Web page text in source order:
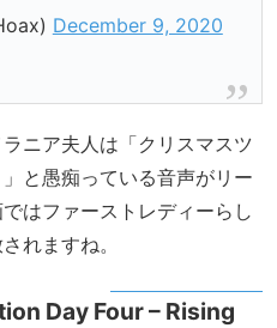
December 9, 2020
ニア夫人は「クリスマスツ
と愚痴っている音声がリー
はファーストレディーらし
れますね。
Day Four – Rising